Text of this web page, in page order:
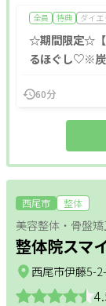
全員 特典 ダイエ
☆期間限定☆【
るほぐし♡※
60分
西尾市 整体
美容整体・骨盤
整体院スマ
西尾市伊藤5-